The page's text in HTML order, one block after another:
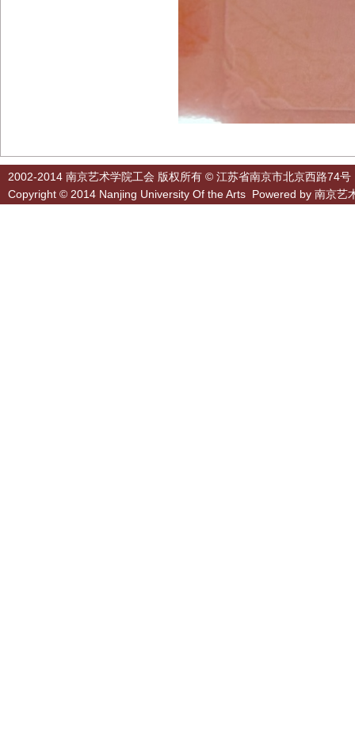
2002-2014 南京艺术学院工会 版权所有 © 江苏省南京市北京西路74号
Copyright © 2014 Nanjing University Of the Arts Powered by 南京艺